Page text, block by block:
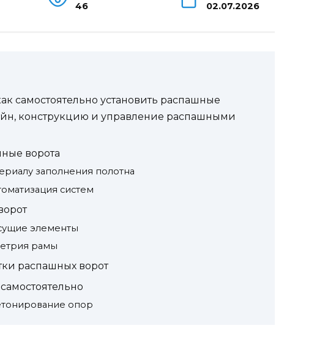
46 02.07.2026
самостоятельно установить распашные
конструкцию и управление распашными
ворота
заполнения полотна
систем
элементы
рамы
распашных ворот
опор